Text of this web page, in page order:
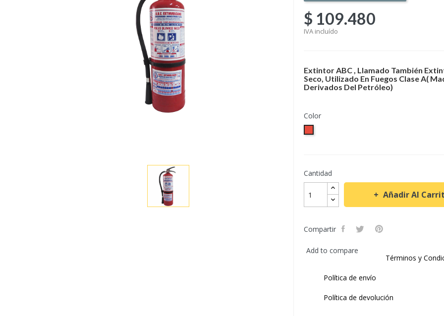
$ 109.480
IVA incluído
Extintor ABC , Llamado También
Seco, Utilizado En Fuegos Clase A(
Derivados Del Petróleo)
Color
Cantidad
Añadir Al
Compartir
Add to compare
Términos y
Política de envío
Política de devolución